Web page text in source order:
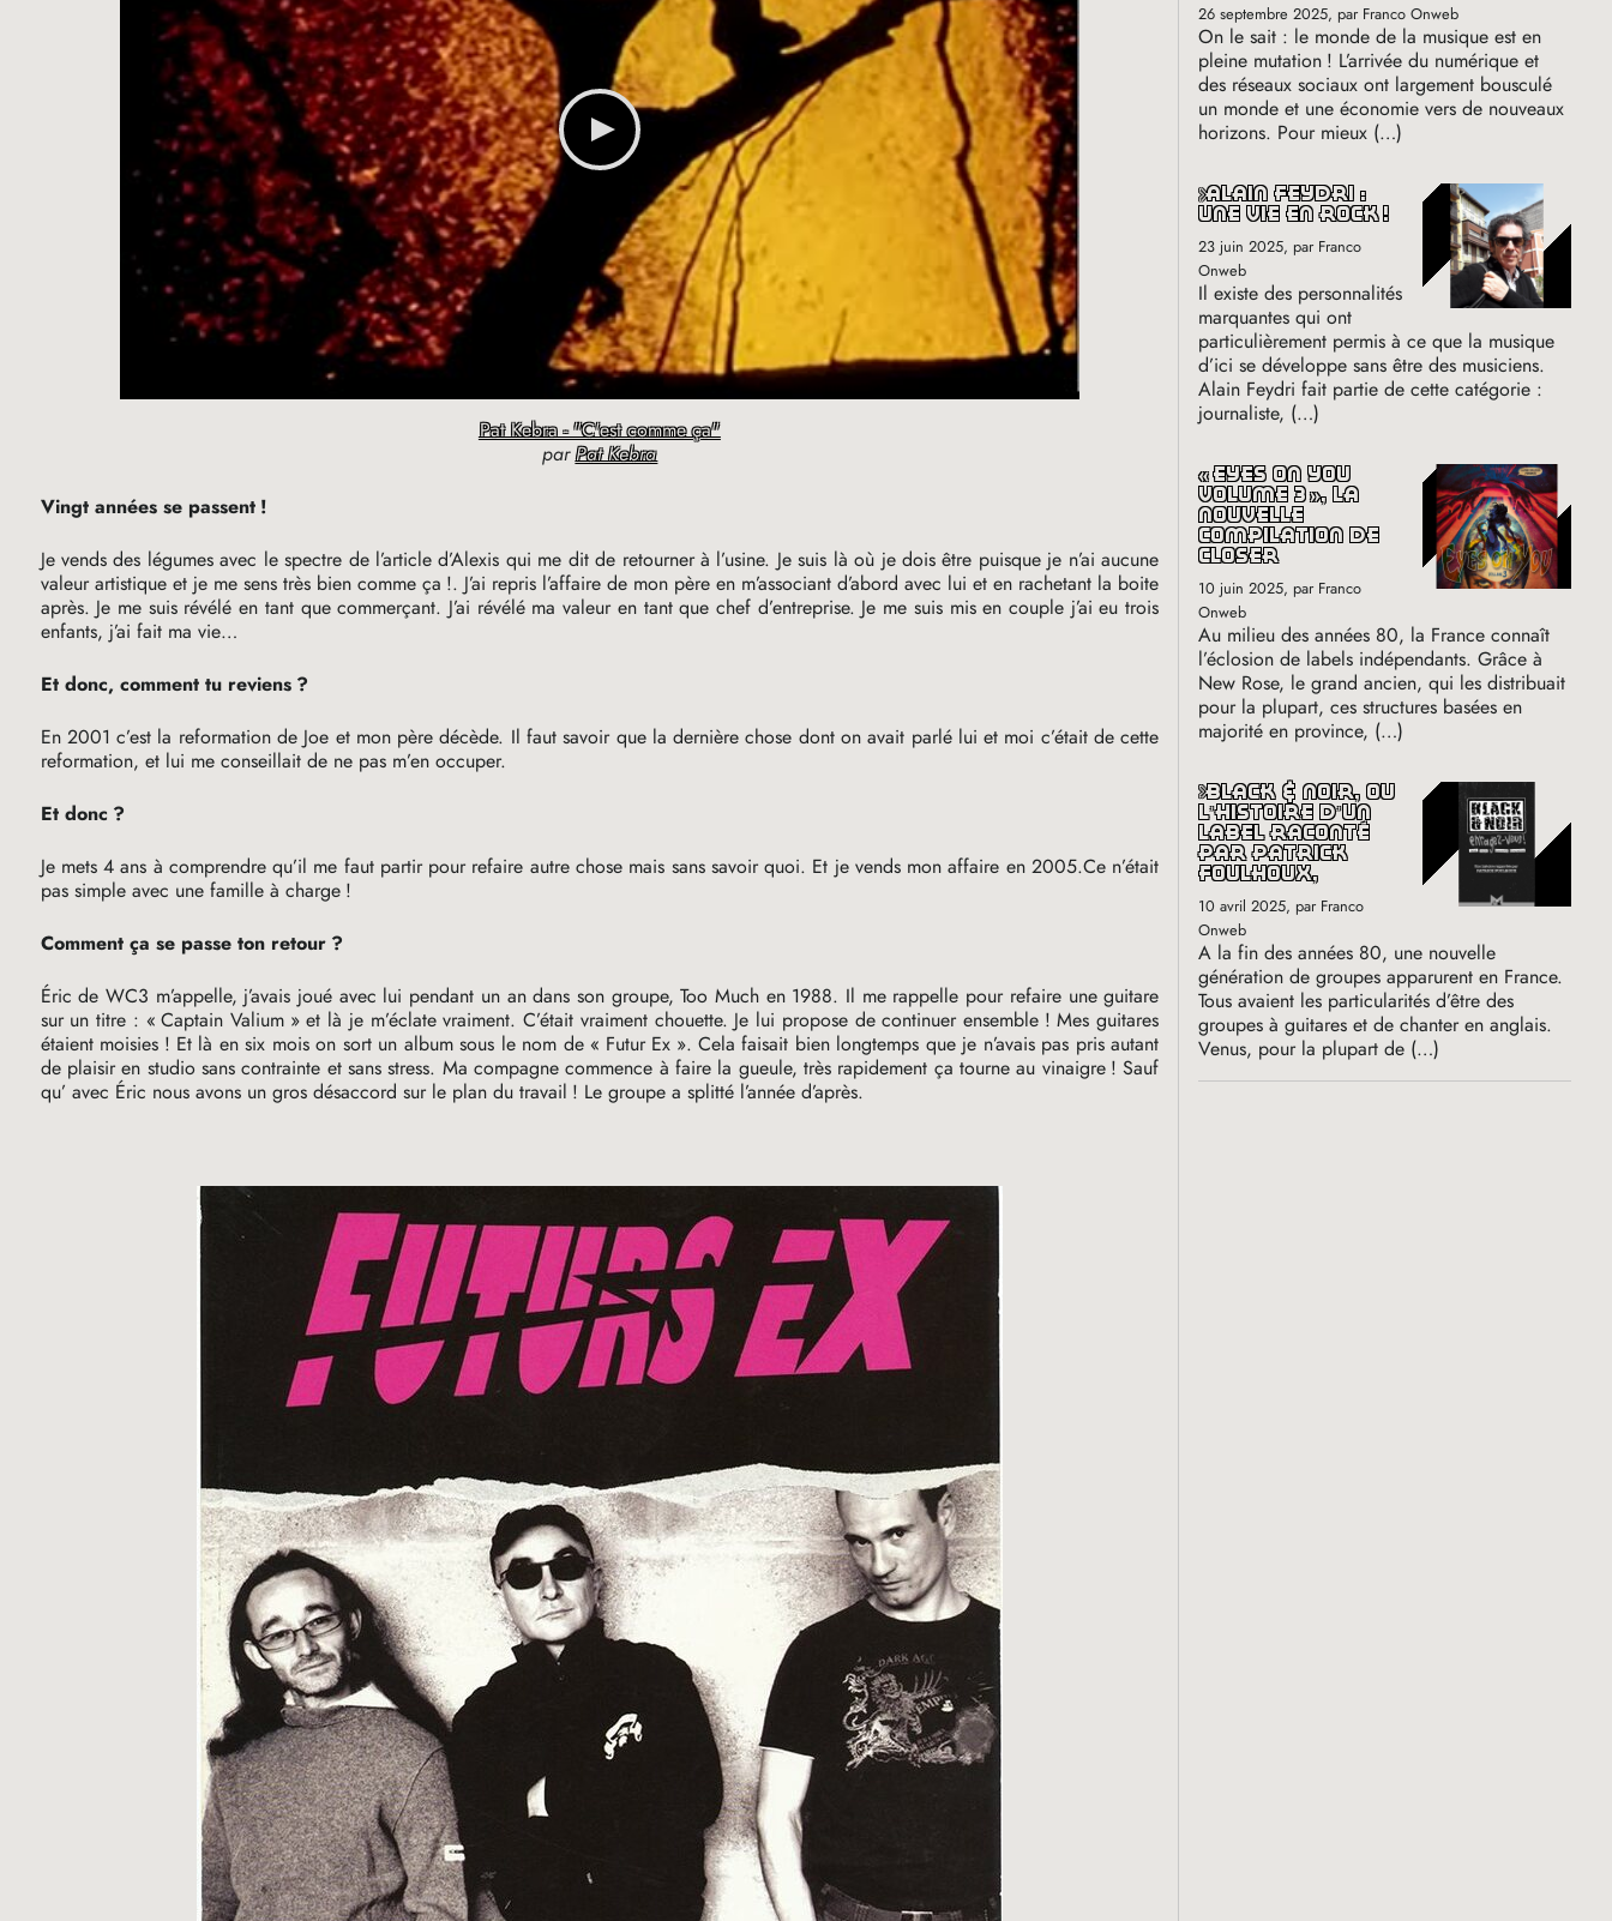
Pat Kebra - "C'est comme ça"
parPat Kebra
Vingt années se passent !
Je vends des légumes avec le spectre de l’article d’Alexis qui me dit de retourner à l’usine. Je suis là où je dois être puisque je n’ai aucune
valeur artistique et je me sens très bien comme ça !. J’ai repris l’affaire de mon père en m’associant d’abord avec lui et en rachetant la boite
après. Je me suis révélé en tant que commerçant. J’ai révélé ma valeur en tant que chef d’entreprise. Je me suis mis en couple j’ai eu trois
enfants, j’ai fait ma vie…
Et donc, comment tu reviens ?
En 2001 c’est la reformation de Joe et mon père décède. Il faut savoir que la dernière chose dont on avait parlé lui et moi c’était de cette
reformation, et lui me conseillait de ne pas m’en occuper.
Et donc ?
Je mets 4 ans à comprendre qu’il me faut partir pour refaire autre chose mais sans savoir quoi. Et je vends mon affaire en 2005.Ce n’était
pas simple avec une famille à charge !
Comment ça se passe ton retour ?
Éric de WC3 m’appelle, j’avais joué avec lui pendant un an dans son groupe, Too Much en 1988. Il me rappelle pour refaire une guitare
sur un titre : « Captain Valium » et là je m’éclate vraiment. C’était vraiment chouette. Je lui propose de continuer ensemble ! Mes guitares
étaient moisies ! Et là en six mois on sort un album sous le nom de « Futur Ex ». Cela faisait bien longtemps que je n’avais pas pris autant
de plaisir en studio sans contrainte et sans stress. Ma compagne commence à faire la gueule, très rapidement ça tourne au vinaigre ! Sauf
qu’ avec Éric nous avons un gros désaccord sur le plan du travail ! Le groupe a splitté l’année d’après.
26 septembre 2025, par Franco Onweb
On le sait : le monde de la musique est en
pleine mutation ! L’arrivée du numérique et
des réseaux sociaux ont largement bousculé
un monde et une économie vers de nouveaux
horizons. Pour mieux (…)
alain feydri :
une vie en rock !
23 juin 2025, par Franco
Onweb
Il existe des personnalités
marquantes qui ont
particulièrement permis à ce que la musique
d’ici se développe sans être des musiciens.
Alain Feydri fait partie de cette catégorie :
journaliste, (…)
«eyes on you
volume 3», la
nouvelle
compilation de
closer
10 juin 2025, par Franco
Onweb
Au milieu des années 80, la France connaît
l’éclosion de labels indépendants. Grâce à
New Rose, le grand ancien, qui les distribuait
pour la plupart, ces structures basées en
majorité en province, (…)
black & noir, où
l’histoire d’un
label raconté
par patrick
foulhoux,
10 avril 2025, par Franco
Onweb
A la fin des années 80, une nouvelle
génération de groupes apparurent en France.
Tous avaient les particularités d’être des
groupes à guitares et de chanter en anglais.
Venus, pour la plupart de (…)